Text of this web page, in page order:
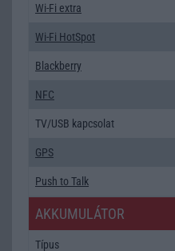
Wi-Fi extra
Wi-Fi HotSpot
Blackberry
NFC
TV/USB kapcsolat
GPS
Push to Talk
AKKUMULÁTOR
Típus